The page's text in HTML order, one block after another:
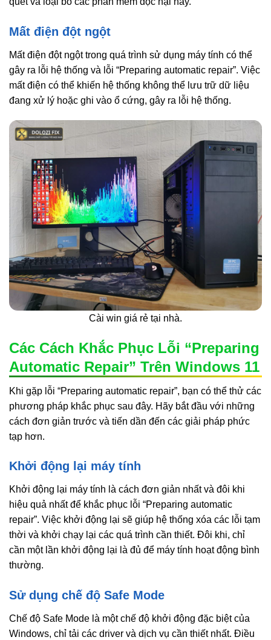
Mất điện đột ngột
Mất điện đột ngột trong quá trình sử dụng máy tính có thể
gây ra lỗi hệ thống và lỗi “Preparing automatic repair”. Việc
mất điện có thể khiến hệ thống không thể lưu trữ dữ liệu
đang xử lý hoặc ghi vào ổ cứng, gây ra lỗi hệ thống.
Cài win giá rẻ tại nhà.
Các Cách Khắc Phục Lỗi “Preparing
Automatic Repair” Trên Windows 11
Khi gặp lỗi “Preparing automatic repair”, bạn có thể thử các
phương pháp khắc phục sau đây. Hãy bắt đầu với những
cách đơn giản trước và tiến dần đến các giải pháp phức
tạp hơn.
Khởi động lại máy tính
Khởi động lại máy tính là cách đơn giản nhất và đôi khi
hiệu quả nhất để khắc phục lỗi “Preparing automatic
repair”. Việc khởi động lại sẽ giúp hệ thống xóa các lỗi tạm
thời và khởi chạy lại các quá trình cần thiết. Đôi khi, chỉ
cần một lần khởi động lại là đủ để máy tính hoạt động bình
thường.
Sử dụng chế độ Safe Mode
Chế độ Safe Mode là một chế độ khởi động đặc biệt của
Windows, chỉ tải các driver và dịch vụ cần thiết nhất. Điều